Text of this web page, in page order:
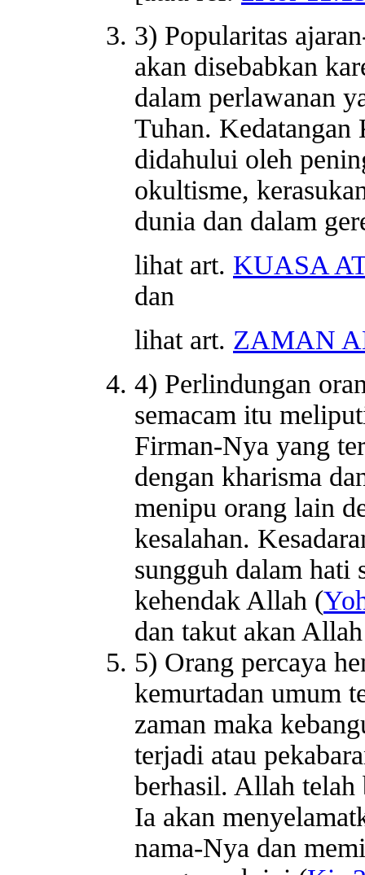
3) Popularitas
akan disebabkan
dalam perlawanan
Tuhan. Kedatangan
didahului oleh
okultisme,
dunia dan dalam
lihat art. KUASA
dan
lihat art. ZAMAN
4) Perlindungan
semacam itu
Firman-Nya yang
dengan kharisma
menipu orang lain
kesalahan.
sungguh dalam hati
kehendak Allah (
dan takut akan
5) Orang percaya
kemurtadan umum
zaman maka
terjadi atau
berhasil. Allah
Ia akan
nama-Nya dan